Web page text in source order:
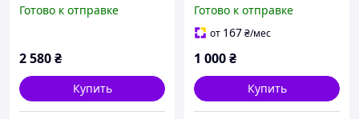
Готово к отправке
2 580₴
Купить
Готово к отправке
от 167₴/мес
1 000₴
Купить